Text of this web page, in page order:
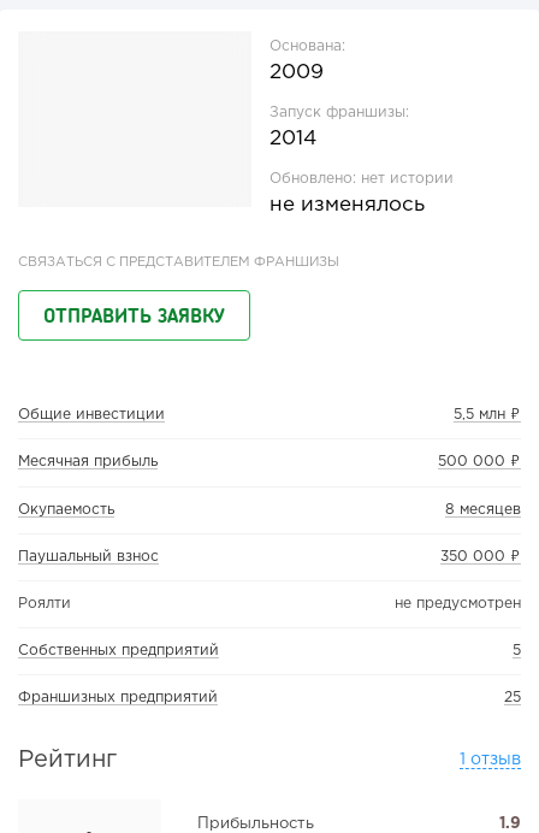
Основана:
2009
Запуск франшизы:
2014
Обновлено: нет истории
не изменялось
СВЯЗАТЬСЯ С ПРЕДСТАВИТЕЛЕМ ФРАНШИЗЫ
ОТПРАВИТЬ ЗАЯВКУ
Общие инвестиции 5,5 млн ₽
Месячная прибыль 500 000 ₽
Окупаемость 8 месяцев
Паушальный взнос 350 000 ₽
Роялти не предусмотрен
Собственных предприятий 5
Франшизных предприятий 25
Рейтинг 1 отзыв
Прибыльность 1.9